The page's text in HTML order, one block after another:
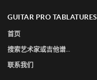
GUITAR PRO TABLATURES
首页
搜索艺术家或吉他谱...
联系我们